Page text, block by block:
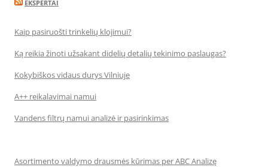
EKSPERTAI
Kaip pasiruošti trinkelių klojimui?
Ką reikia žinoti užsakant didelių detalių tekinimo paslaugas?
Kokybiškos vidaus durys Vilniuje
A++ reikalavimai namui
Vandens filtrų namui analizė ir pasirinkimas
Asortimento valdymo drausmės kūrimas per ABC Analizę